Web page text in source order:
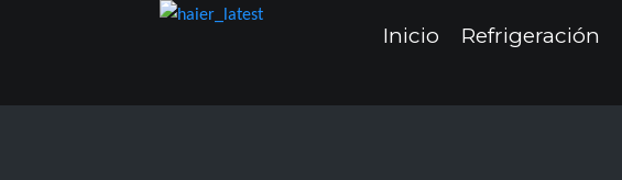
Inicio Refrigeración